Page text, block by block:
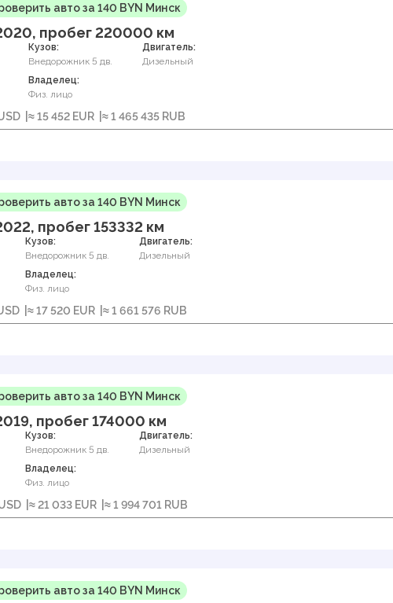
авто за 140 BYN Минск
пробег 220000 км
Кузов:
Внедорожник 5 дв.
Двигатель:
Дизельный
Владелец:
Физ. лицо
≈ 15 452 EUR ≈ 1 465 435 RUB
авто за 140 BYN Минск
пробег 153332 км
Кузов:
Внедорожник 5 дв.
Двигатель:
Дизельный
Владелец:
Физ. лицо
≈ 17 520 EUR ≈ 1 661 576 RUB
авто за 140 BYN Минск
пробег 174000 км
Кузов:
Внедорожник 5 дв.
Двигатель:
Дизельный
Владелец:
Физ. лицо
≈ 21 033 EUR ≈ 1 994 701 RUB
авто за 140 BYN Минск